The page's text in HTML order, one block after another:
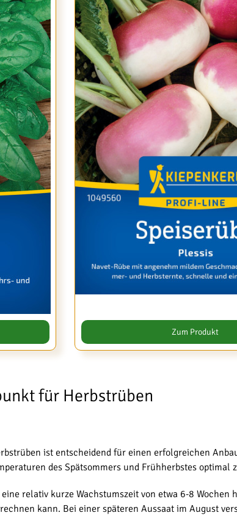
Zum Produkt
für Herbstrüben
ist entscheidend für einen erfolgreichen
des Spätsommers und Frühherbstes optimal
relativ kurze Wachstumszeit von etwa 6-8
kann. Bei einer späteren Aussaat im August